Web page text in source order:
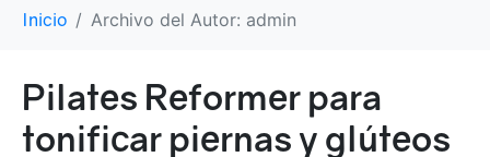
Inicio Archivo del Autor: admin
Pilates Reformer para
tonificar piernas y glúteos